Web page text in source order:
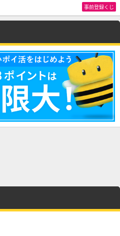
事前登録くじ